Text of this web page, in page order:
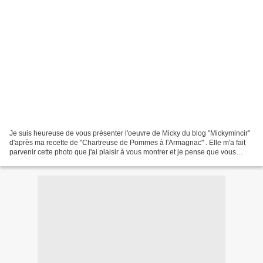
Je suis heureuse de vous présenter l'oeuvre de Micky du blog "Mickymincir"
d'après ma recette de "Chartreuse de Pommes à l'Armagnac" . Elle m'a fait
parvenir cette photo que j'ai plaisir à vous montrer et je pense que vous